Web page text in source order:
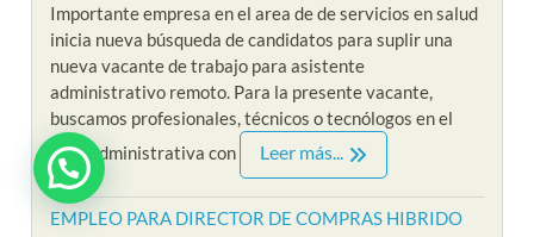
Importante empresa en el area de de servicios en salud
inicia nueva búsqueda de candidatos para suplir una
nueva vacante de trabajo para asistente
administrativo remoto. Para la presente vacante,
buscamos profesionales, técnicos o tecnólogos en el
area administrativa con
Leer más...
EMPLEO PARA DIRECTOR DE COMPRAS HIBRIDO